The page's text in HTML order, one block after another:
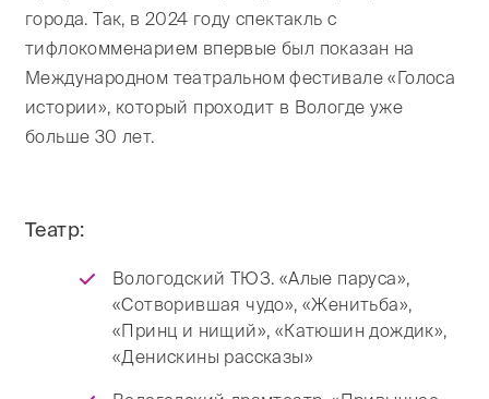
города. Так, в 2024 году спектакль с
тифлокомменарием впервые был показан на
Международном театральном фестивале «Голоса
истории», который проходит в Вологде уже
больше 30 лет.
Театр:
Вологодский ТЮЗ. «Алые паруса»,
«Сотворившая чудо», «Женитьба»,
«Принц и нищий», «Катюшин дождик»,
«Денискины рассказы»